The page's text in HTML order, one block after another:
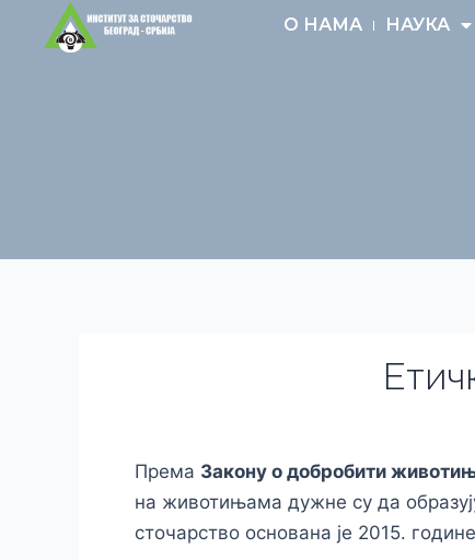
О НАМА НАУКА
Према Закону о добробити
на животињама дужне су да
сточарство основана је 2015.